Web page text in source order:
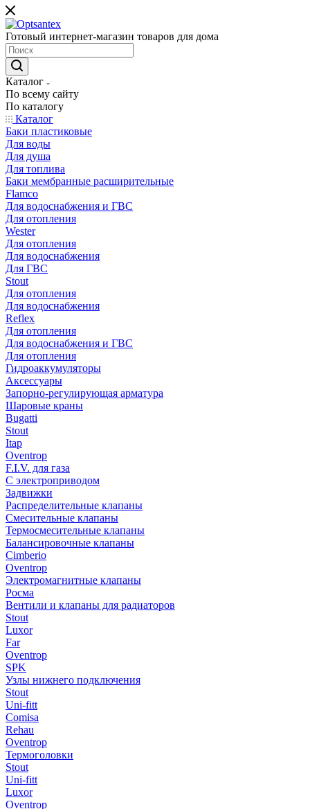
Готовый интернет-магазин товаров для дома
Каталог
По всему сайту
По каталогу
Каталог
Баки пластиковые
Для воды
Для душа
Для топлива
Баки мембранные расширительные
Flamco
Для водоснабжения и ГВС
Для отопления
Wester
Для отопления
Для водоснабжения
Для ГВС
Stout
Для отопления
Для водоснабжения
Reflex
Для отопления
Для водоснабжения и ГВС
Для отопления
Гидроаккумуляторы
Аксессуары
Запорно-регулирующая арматура
Шаровые краны
Bugatti
Stout
Itap
Oventrop
F.I.V. для газа
С электроприводом
Задвижки
Распределительные клапаны
Cмесительные клапаны
Термосмесительные клапаны
Балансировочные клапаны
Cimberio
Oventrop
Электромагнитные клапаны
Росма
Вентили и клапаны для радиаторов
Stout
Luxor
Far
Oventrop
SPK
Узлы нижнего подключения
Stout
Uni-fitt
Comisa
Rehau
Oventrop
Термоголовки
Stout
Uni-fitt
Luxor
Oventrop